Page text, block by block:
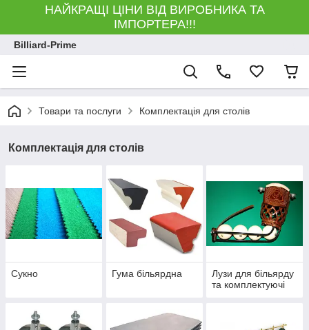
НАЙКРАЩІ ЦІНИ ВІД ВИРОБНИКА ТА
ІМПОРТЕРА!!!
Billiard-Prime
Товари та послуги Комплектація для столів
Комплектація для столів
Сукно Гума більярдна
Лузи для більярду
та комплектуючі